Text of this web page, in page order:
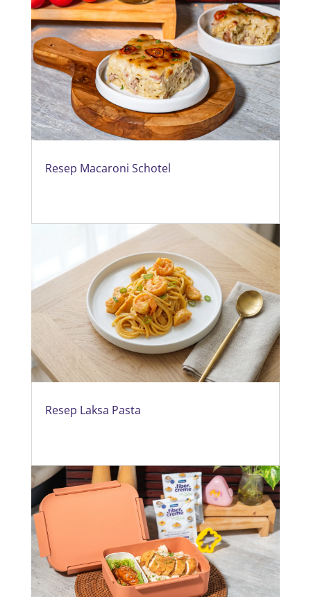
Resep Macaroni Schotel
Resep Laksa Pasta